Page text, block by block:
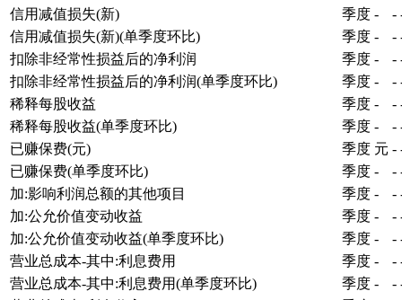
信用减值损失(新)
季度 - -
信用减值损失(新)(单季度环比)
季度 - -
扣除非经常性损益后的净利润
季度 - -
扣除非经常性损益后的净利润(单季度环比)
季度 - -
稀释每股收益
季度 - -
稀释每股收益(单季度环比)
季度 - -
已赚保费(元)
季度 元 -
已赚保费(单季度环比)
季度 - -
加:影响利润总额的其他项目
季度 - -
加:公允价值变动收益
季度 - -
加:公允价值变动收益(单季度环比)
季度 - -
营业总成本-其中:利息费用
季度 - -
营业总成本-其中:利息费用(单季度环比)
季度 - -